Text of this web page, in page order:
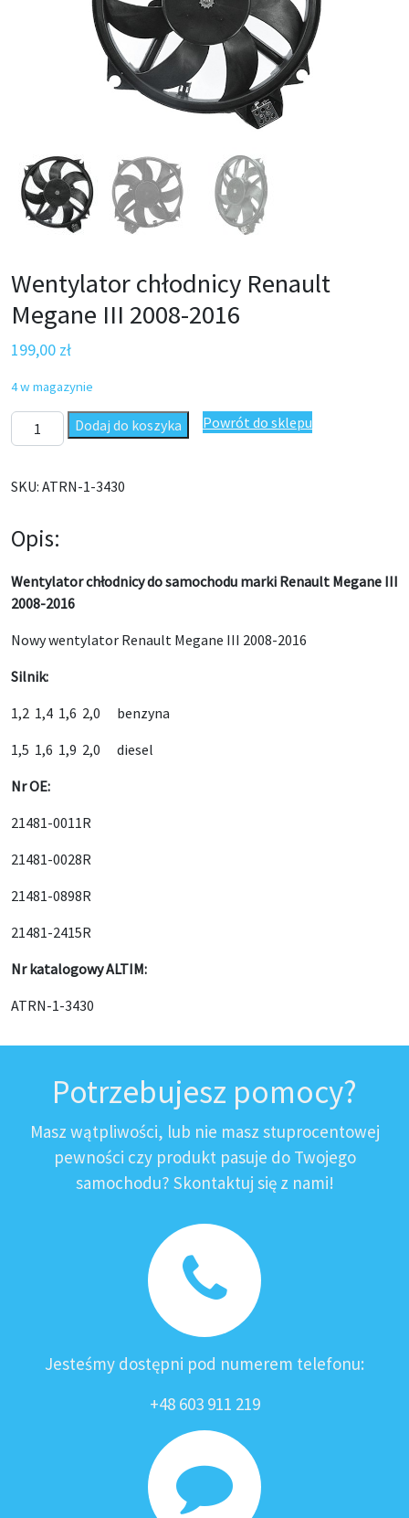
Wentylator chłodnicy Renault
Megane III 2008-2016
199,00 zł
4 w magazynie
ilość Wentylator chłodnicy Renault Megane III 2008-2016
Dodaj do koszyka Powrót do sklepu
SKU: ATRN-1-3430
Opis:
Wentylator chłodnicy do samochodu marki Renault Megane III
2008-2016
Nowy wentylator Renault Megane III 2008-2016
Silnik:
1,2 1,4 1,6 2,0 benzyna
1,5 1,6 1,9 2,0 diesel
Nr OE:
21481-0011R
21481-0028R
21481-0898R
21481-2415R
Nr katalogowy ALTIM:
ATRN-1-3430
Potrzebujesz pomocy?
Masz wątpliwości, lub nie masz stuprocentowej
pewności czy produkt pasuje do Twojego
samochodu? Skontaktuj się z nami!
Jesteśmy dostępni pod numerem telefonu:
+48 603 911 219